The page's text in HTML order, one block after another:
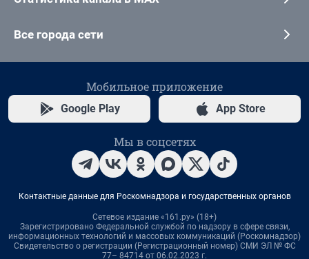
Все города сети
Мобильное приложение
Google Play App Store
Мы в соцсетях
Контактные данные для Роскомнадзора и государственных органов
Сетевое издание «161.ру» (18+)
Зарегистрировано Федеральной службой по надзору в сфере связи,
информационных технологий и массовых коммуникаций (Роскомнадзор)
Свидетельство о регистрации (Регистрационный номер) СМИ ЭЛ № ФС
77– 84714 от 06.02.2023 г.